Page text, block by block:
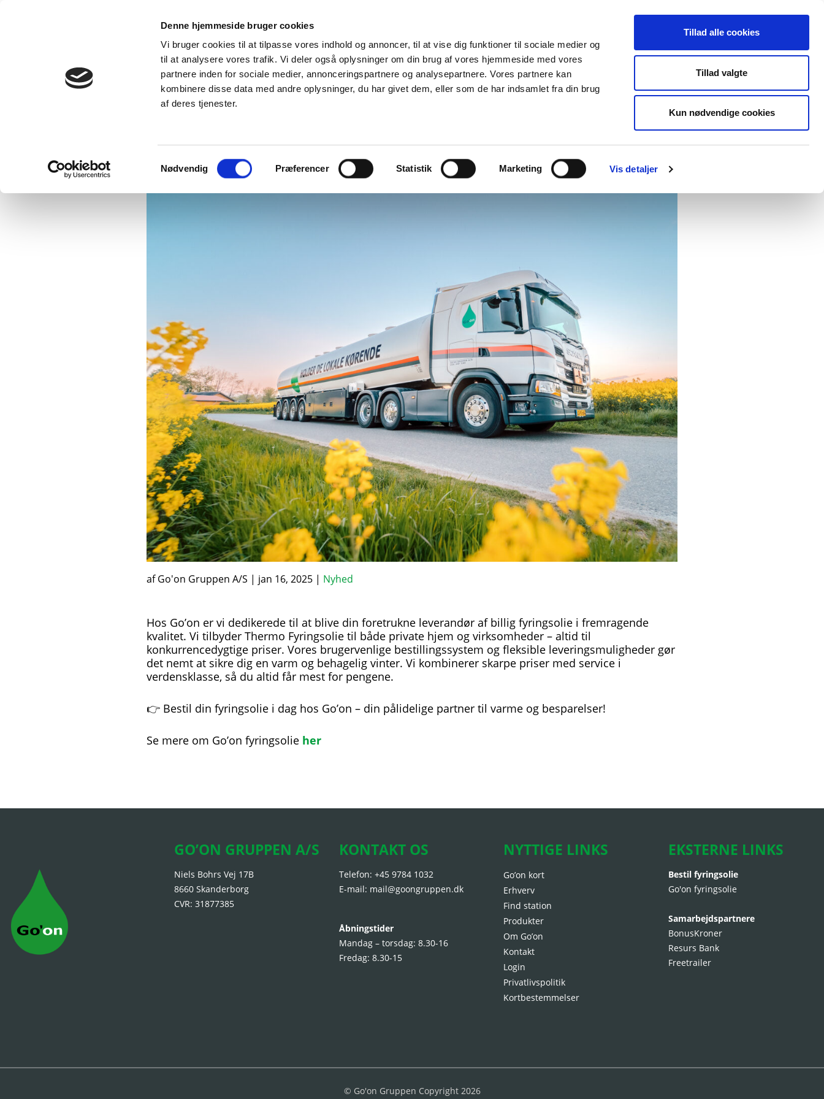
Denne hjemmeside bruger cookies
Vi bruger cookies til at tilpasse vores indhold og annoncer, til at vise dig funktioner til sociale medier og
til at analysere vores trafik. Vi deler også oplysninger om din brug af vores hjemmeside med vores
partnere inden for sociale medier, annonceringspartnere og analysepartnere. Vores partnere kan
kombinere disse data med andre oplysninger, du har givet dem, eller som de har indsamlet fra din brug
af deres tjenester.
Samtykkevalg
Nødvendig Præferencer Statistik Marketing Vis detaljer
Tillad alle cookies
Tillad valgte
Kun nødvendige cookies
HOLDER DE LOKALE KØRENDE GO’ON
KORT STATION
OM
GO’ON
KUNDE
HOLD VARMEN TIL DEN BEDSTE PRIS MED GO’ON!
af Go'on Gruppen A/S | jan 16, 2025 | Nyhed
Hos Go’on er vi dedikerede til at blive din foretrukne leverandør af billig fyringsolie i fremragende
kvalitet. Vi tilbyder Thermo Fyringsolie til både private hjem og virksomheder – altid til
konkurrencedygtige priser. Vores brugervenlige bestillingssystem og fleksible leveringsmuligheder gør
det nemt at sikre dig en varm og behagelig vinter. Vi kombinerer skarpe priser med service i
verdensklasse, så du altid får mest for pengene.
👉 Bestil din fyringsolie i dag hos Go’on – din pålidelige partner til varme og besparelser!
Se mere om Go’on fyringsolie her
GO’ON GRUPPEN A/S
Niels Bohrs Vej 17B
8660 Skanderborg
CVR: 31877385
KONTAKT OS
Telefon: +45 9784 1032
E-mail: mail@goongruppen.dk
Åbningstider
Mandag – torsdag: 8.30-16
Fredag: 8.30-15
NYTTIGE LINKS
Go’on kort
Erhverv
Find station
Produkter
Om Go’on
Kontakt
Login
Privatlivspolitik
Kortbestemmelser
EKSTERNE LINKS
Bestil fyringsolie
Go'on fyringsolie
Samarbejdspartnere
BonusKroner
Resurs Bank
Freetrailer
© Go'on Gruppen Copyright 2026